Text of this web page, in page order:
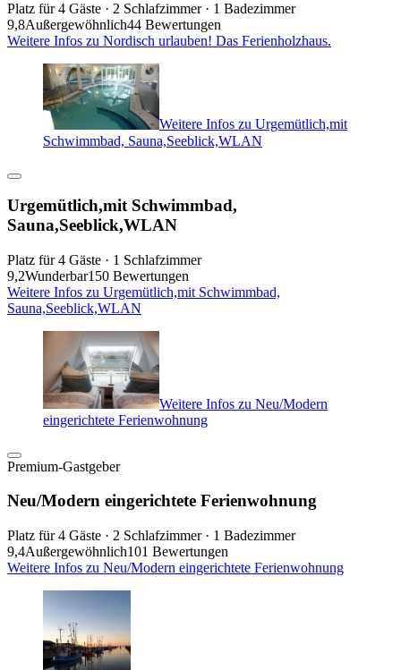
Platz für 4 Gäste · 2 Schlafzimmer · 1 Badezimmer
9,8Außergewöhnlich44 Bewertungen
Weitere Infos zu Nordisch urlauben! Das Ferienholzhaus.
Weitere Infos zu Urgemütlich,mit
Schwimmbad, Sauna,Seeblick,WLAN
Urgemütlich,mit Schwimmbad,
Sauna,Seeblick,WLAN
Platz für 4 Gäste · 1 Schlafzimmer
9,2Wunderbar150 Bewertungen
Weitere Infos zu Urgemütlich,mit Schwimmbad,
Sauna,Seeblick,WLAN
Weitere Infos zu Neu/Modern
eingerichtete Ferienwohnung
Premium-Gastgeber
Neu/Modern eingerichtete Ferienwohnung
Platz für 4 Gäste · 2 Schlafzimmer · 1 Badezimmer
9,4Außergewöhnlich101 Bewertungen
Weitere Infos zu Neu/Modern eingerichtete Ferienwohnung